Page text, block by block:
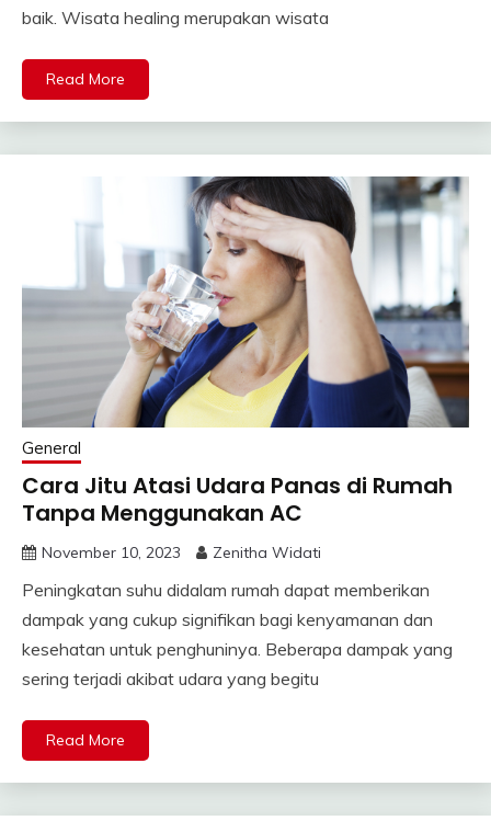
baik. Wisata healing merupakan wisata
Read More
General
Cara Jitu Atasi Udara Panas di Rumah
Tanpa Menggunakan AC
November 10, 2023 Zenitha Widati
Peningkatan suhu didalam rumah dapat memberikan
dampak yang cukup signifikan bagi kenyamanan dan
kesehatan untuk penghuninya. Beberapa dampak yang
sering terjadi akibat udara yang begitu
Read More